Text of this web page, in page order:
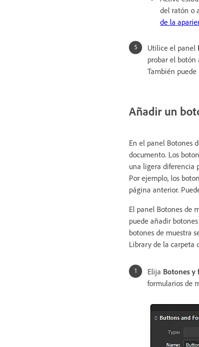
del ratón o
de la
Utilice el panel
probar el botón
También
Añadir un
En el panel Botones
documento. Los
una ligera diferencia
Por ejemplo, los
página anterior.
El panel Botones de
puede añadir
botones de muestra
Library de la carpeta
Elija Botones y
formularios de